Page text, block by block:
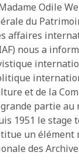
Odile
du
affaires
nous a
et de la
partie au
1951 le stage
un élément
des